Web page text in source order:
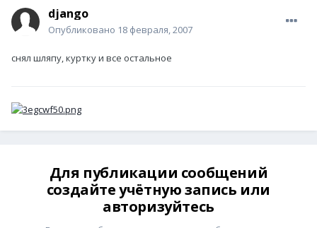
django
Опубликовано 18 февраля, 2007
снял шляпу, куртку и все остальное
Для публикации сообщений
создайте учётную запись или
авторизуйтесь